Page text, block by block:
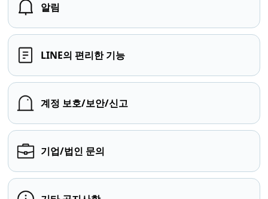
알림
LINE의 편리한 기능
계정 보호/보안/신고
기업/법인 문의